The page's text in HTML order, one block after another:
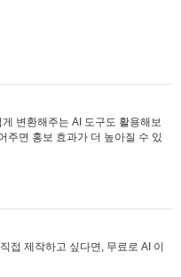
변환해주는 AI 도구도 활용해보
주면 홍보 효과가 더 높아질 수 있
접 제작하고 싶다면, 무료로 AI 이